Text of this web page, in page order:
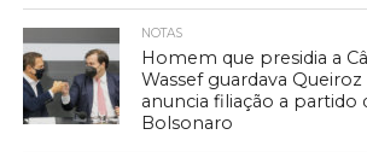
NOTAS
Homem que presidia a
Wassef guardava Queiroz
anuncia filiação a partido
Bolsonaro